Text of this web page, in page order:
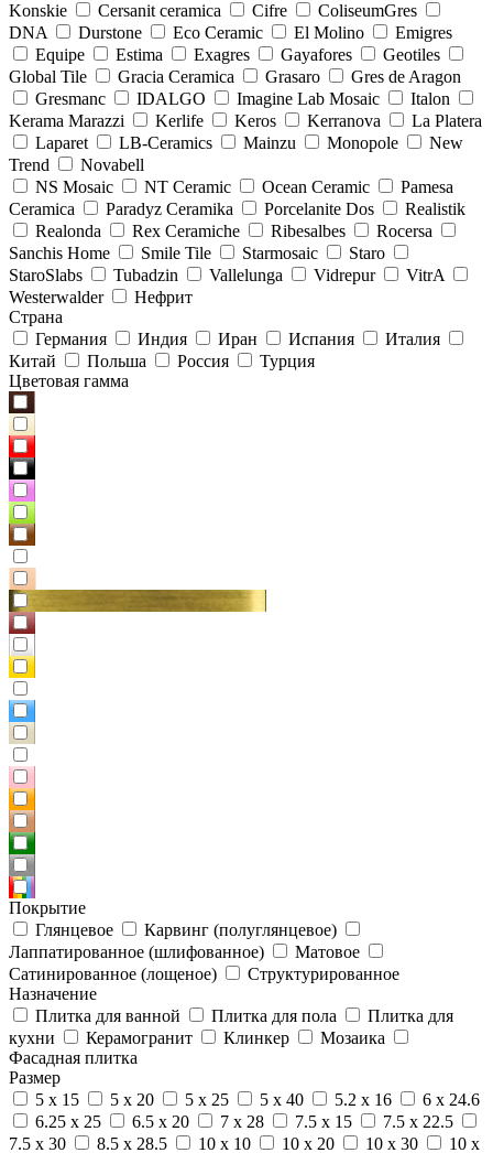
Konskie
Cersanit ceramica Cifre
ColiseumGres
DNA
Durstone Eco Ceramic El Molino
Emigres
Equipe
Estima Exagres Gayafores
Geotiles
Global Tile
Gracia Ceramica Grasaro
Gres de Aragon
Gresmanc
IDALGO Imagine Lab Mosaic
Italon
Kerama Marazzi
Kerlife Keros Kerranova
La Platera
Laparet
LB-Ceramics Mainzu Monopole
New
Trend
Novabell
NS Mosaic
NT Ceramic Ocean Ceramic
Pamesa
Ceramica
Paradyz Сeramika Porcelanite Dos
Realistik
Realonda
Rex Ceramiche Ribesalbes
Rocersa
Sanchis Home
Smile Tile Starmosaic
Staro
StaroSlabs
Tubadzin Vallelunga Vidrepur
VitrA
Westerwalder
Нефрит
Страна
Германия
Индия Иран Испания
Италия
Китай
Польша Россия
Турция
Цветовая гамма
Покрытие
Глянцевое
Карвинг (полуглянцевое)
Лаппатированное (шлифованное)
Матовое
Сатинированное (лощеное)
Структурированное
Назначение
Плитка для ванной
Плитка для пола
Плитка для
кухни
Керамогранит Клинкер
Мозаика
Фасадная плитка
Размер
5 x 15
5 x 20 5 x 25 5 x 40 5.2 x 16
6 x 24.6
6.25 x 25
6.5 x 20 7 x 28 7.5 x 15
7.5 x 22.5
7.5 x 30
8.5 x 28.5 10 x 10 10 x 20 10 x 30 10 x